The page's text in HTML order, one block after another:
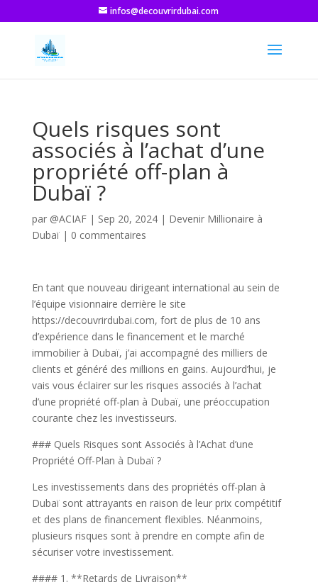
infos@decouvrirdubai.com
Quels risques sont
associés à l’achat d’une
propriété off-plan à
Dubaï ?
par @ACIAF| Sep 20, 2024| Devenir Millionaire à
Dubaï| 0 commentaires
En tant que nouveau dirigeant international au sein de
l’équipe visionnaire derrière le site
https://decouvrirdubai.com, fort de plus de 10 ans
d’expérience dans le financement et le marché
immobilier à Dubaï, j’ai accompagné des milliers de
clients et généré des millions en gains. Aujourd’hui, je
vais vous éclairer sur les risques associés à l’achat
d’une propriété off-plan à Dubaï, une préoccupation
courante chez les investisseurs.
### Quels Risques sont Associés à l’Achat d’une
Propriété Off-Plan à Dubaï ?
Les investissements dans des propriétés off-plan à
Dubaï sont attrayants en raison de leur prix compétitif
et des plans de financement flexibles. Néanmoins,
plusieurs risques sont à prendre en compte afin de
sécuriser votre investissement.
#### 1. **Retards de Livraison**